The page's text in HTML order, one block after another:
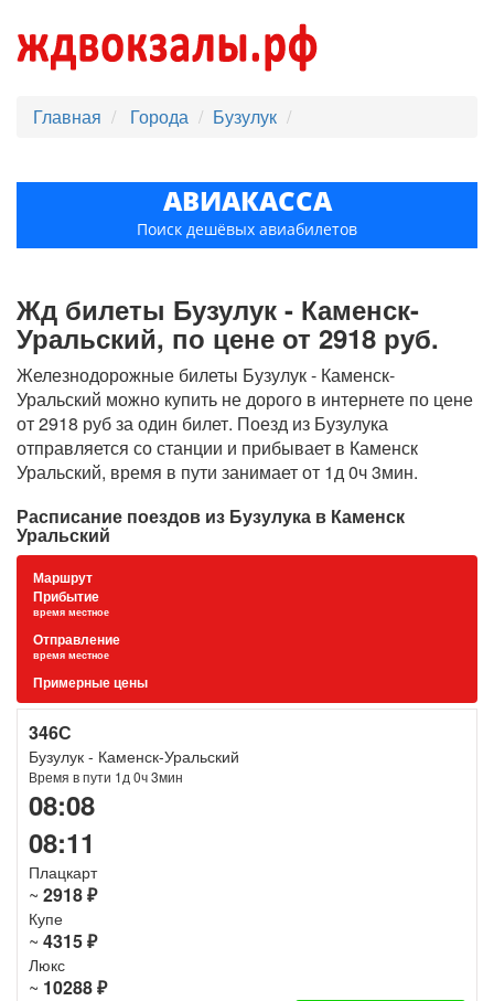
Главная Города Бузулук
АВИАКАССА
Поиск дешёвых авиабилетов
Жд билеты Бузулук - Каменск-
Уральский, по цене от 2918 руб.
Железнодорожные билеты Бузулук - Каменск-
Уральский можно купить не дорого в интернете по цене
от 2918 руб за один билет. Поезд из Бузулука
отправляется со станции и прибывает в Каменск
Уральский, время в пути занимает от 1д 0ч 3мин.
Расписание поездов из Бузулука в Каменск
Уральский
Маршрут
Прибытие
время местное
Отправление
время местное
Примерные цены
346С
Бузулук - Каменск-Уральский
Время в пути 1д 0ч 3мин
08:08
08:11
Плацкарт
~ 2918 ₽
Купе
~ 4315 ₽
Люкс
~ 10288 ₽